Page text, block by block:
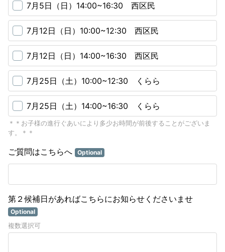
7月5日（日）14:00~16:30 西区民
7月12日（日）10:00~12:30 西区民
7月12日（日）14:00~16:30 西区民
7月25日（土）10:00~12:30 くらら
7月25日（土）14:00~16:30 くらら
＊＊お子様の進行ぐあいにより多少お時間が前後することがございま
す。＊＊
ご質問はこちらへ Optional
第２候補日があればこちらにお知らせくださいませ
Optional
複数選択可